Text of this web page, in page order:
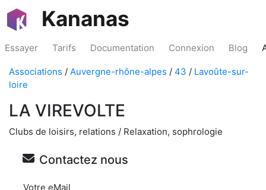
Kananas
Essayer Tarifs Documentation Connexion Blog
Associations / Auvergne-rhône-alpes / 43 / Lavoûte-sur-
loire
LA VIREVOLTE
Clubs de loisirs, relations / Relaxation, sophrologie
Contactez nous
Votre eMail